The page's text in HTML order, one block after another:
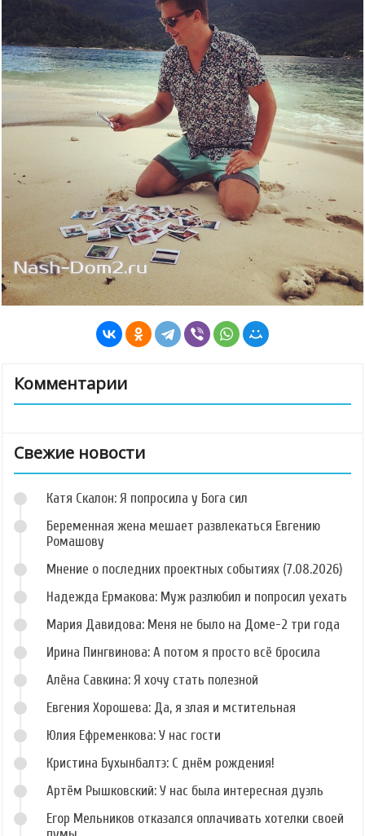
Комментарии
Свежие новости
Катя Скалон: Я попросила у Бога сил
Беременная жена мешает развлекаться Евгению
Ромашову
Мнение о последних проектных событиях (7.08.2026)
Надежда Ермакова: Муж разлюбил и попросил уехать
Мария Давидова: Меня не было на Доме-2 три года
Ирина Пингвинова: А потом я просто всё бросила
Алёна Савкина: Я хочу стать полезной
Евгения Хорошева: Да, я злая и мстительная
Юлия Ефременкова: У нас гости
Кристина Бухынбалтэ: С днём рождения!
Артём Рышковский: У нас была интересная дуэль
Егор Мельников отказался оплачивать хотелки своей